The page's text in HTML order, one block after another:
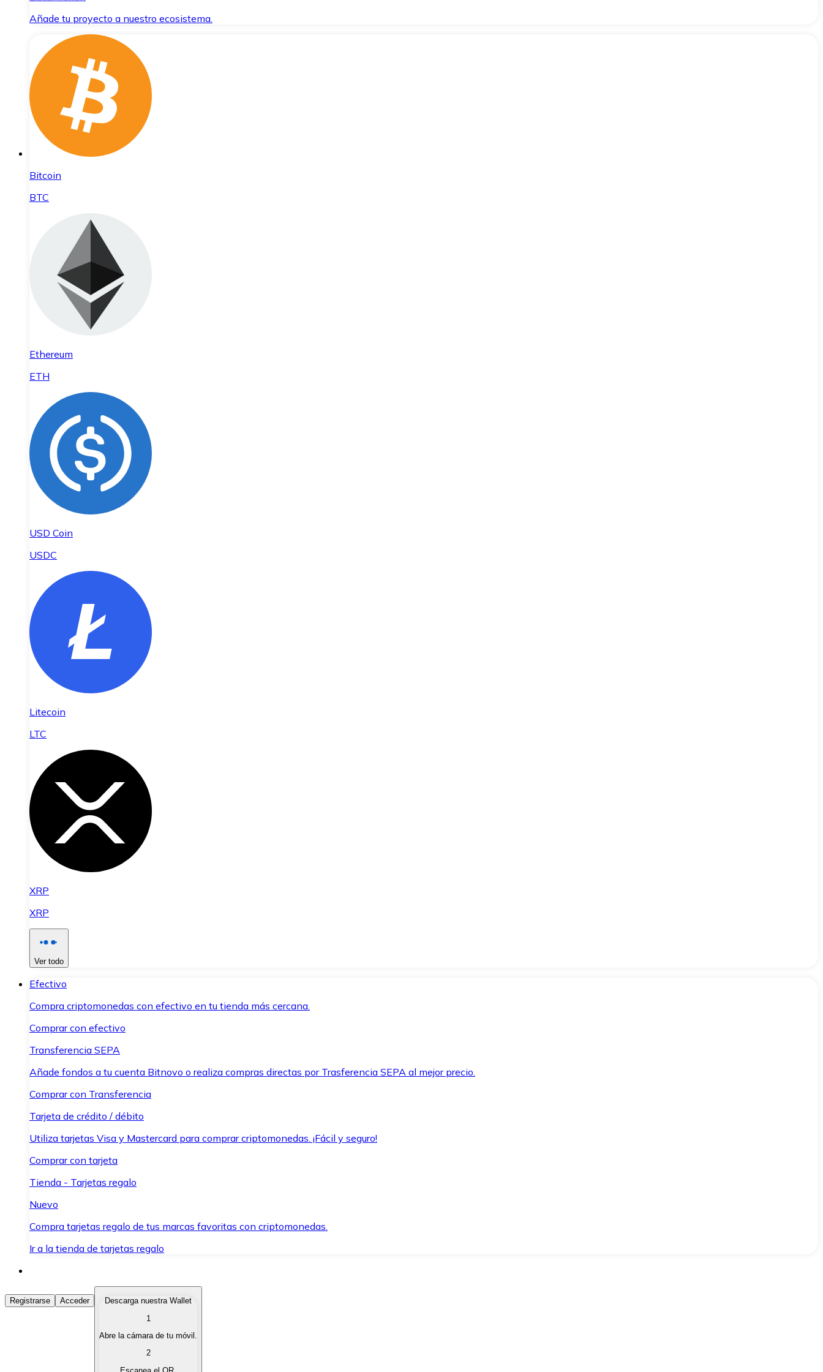
Añade tu proyecto a nuestro ecosistema.
Bitcoin
BTC
Ethereum
ETH
USD Coin
USDC
Litecoin
LTC
XRP
XRP
Ver todo
Efectivo
Compra criptomonedas con efectivo en tu tienda más cercana.
Comprar con efectivo
Transferencia SEPA
Añade fondos a tu cuenta Bitnovo o realiza compras directas por Trasferencia SEPA al mejor precio.
Comprar con Transferencia
Tarjeta de crédito / débito
Utiliza tarjetas Visa y Mastercard para comprar criptomonedas. ¡Fácil y seguro!
Comprar con tarjeta
Tienda - Tarjetas regalo
Nuevo
Compra tarjetas regalo de tus marcas favoritas con criptomonedas.
Ir a la tienda de tarjetas regalo
Comprar Criptomonedas
Compra criptomonedas con diferentes métodos de pago.
Vende tus criptomonedas de forma rápida y segura.
Registrarse Acceder
Descarga nuestra Wallet
1
Abre la cámara de tu móvil.
2